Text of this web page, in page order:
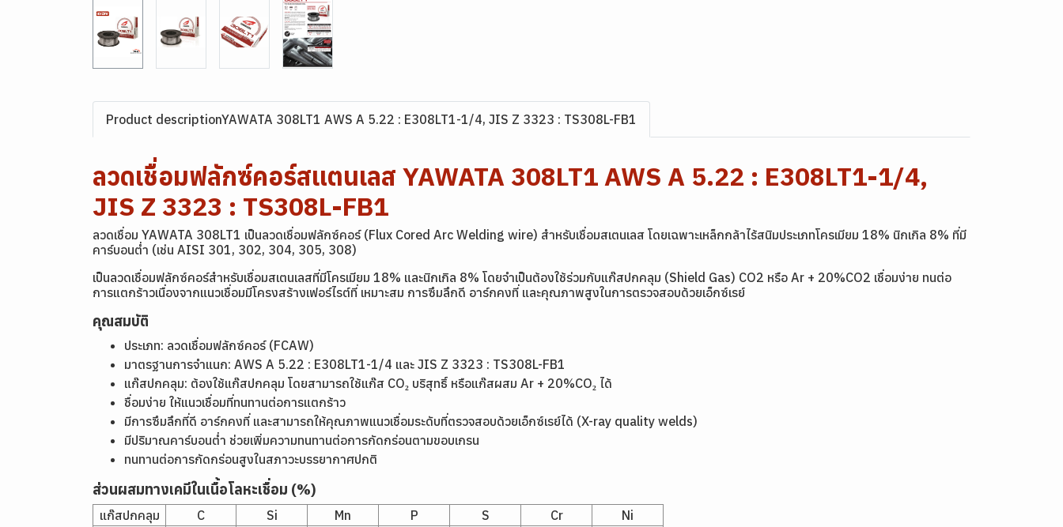
Product descriptionYAWATA 308LT1 AWS A 5.22 : E308LT1-1/4, JIS Z 3323 : TS308L-FB1
ลวดเชื่อมฟลักซ์คอร์สแตนเลส YAWATA 308LT1 AWS A 5.22 : E308LT1-1/4,
JIS Z 3323 : TS308L-FB1
ลวดเชื่อม YAWATA 308LT1 เป็นลวดเชื่อมฟลักซ์คอร์ (Flux Cored Arc Welding wire) สำหรับเชื่อมสเตนเลส โดยเฉพาะเหล็กกล้าไร้สนิมประเภทโครเมียม 18% นิกเกิล 8% ที่มี
คาร์บอนต่ำ (เช่น AISI 301, 302, 304, 305, 308)
เป็นลวดเชื่อมฟลักซ์คอร์สำหรับเชื่อมสเตนเลสที่มีโครเมียม 18% และนิกเกิล 8% โดยจำเป็นต้องใช้ร่วมกับแก๊สปกคลุม (Shield Gas) CO2 หรือ Ar + 20%CO2 เชื่อมง่าย ทนต่อ
การแตกร้าวเนื่องจากแนวเชื่อมมีโครงสร้างเฟอร์ไรต์ที่ เหมาะสม การซึมลึกดี อาร์กคงที่ และคุณภาพสูงในการตรวจสอบด้วยเอ็กซ์เรย์
คุณสมบัติ
ประเภท: ลวดเชื่อมฟลักซ์คอร์ (FCAW)
มาตรฐานการจำแนก: AWS A 5.22 : E308LT1-1/4 และ JIS Z 3323 : TS308L-FB1
แก๊สปกคลุม: ต้องใช้แก๊สปกคลุม โดยสามารถใช้แก๊ส CO₂ บริสุทธิ์ หรือแก๊สผสม Ar + 20%CO₂ ได้
ชื่อมง่าย ให้แนวเชื่อมที่ทนทานต่อการแตกร้าว
มีการซึมลึกที่ดี อาร์กคงที่ และสามารถให้คุณภาพแนวเชื่อมระดับที่ตรวจสอบด้วยเอ็กซ์เรย์ได้ (X-ray quality welds)
มีปริมาณคาร์บอนต่ำ ช่วยเพิ่มความทนทานต่อการกัดกร่อนตามขอบเกรน
ทนทานต่อการกัดกร่อนสูงในสภาวะบรรยากาศปกติ
ส่วนผสมทางเคมีในเนื้อโลหะเชื่อม (%)
แก๊สปกคลุม C Si Mn P S Cr
Ni